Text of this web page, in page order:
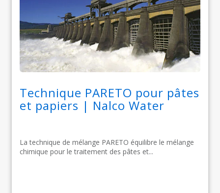
Technique PARETO pour pâtes
et papiers | Nalco Water
La technique de mélange PARETO équilibre le mélange
chimique pour le traitement des pâtes et...